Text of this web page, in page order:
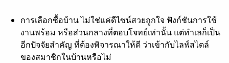
การเลือกซื้อบ้าน ไม่ใช่แค่ดีไซน์สวยถูกใจ ฟังก์ชันการใช้
งานพร้อม หรือส่วนกลางที่ตอบโจทย์เท่านั้น แต่ทำเลก็เป็น
อีกปัจจัยสำคัญ ที่ต้องพิจารณาให้ดี ว่าเข้ากับไลฟ์สไตล์
ของสมาชิกในบ้านหรือไม่